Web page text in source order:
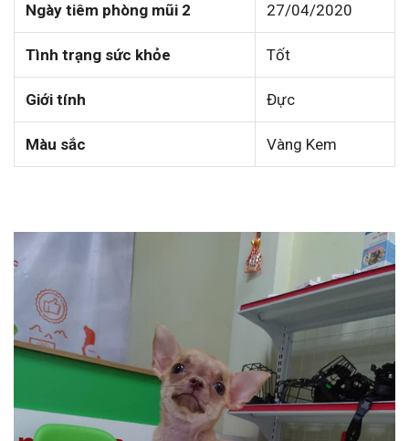
Ngày tiêm phòng mũi 2 27/04/2020
Tình trạng sức khỏe Tốt
Giới tính Đực
Màu sắc Vàng Kem